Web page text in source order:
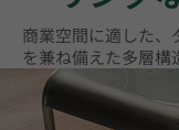
商業空間に適した、
を兼ね備えた多層構